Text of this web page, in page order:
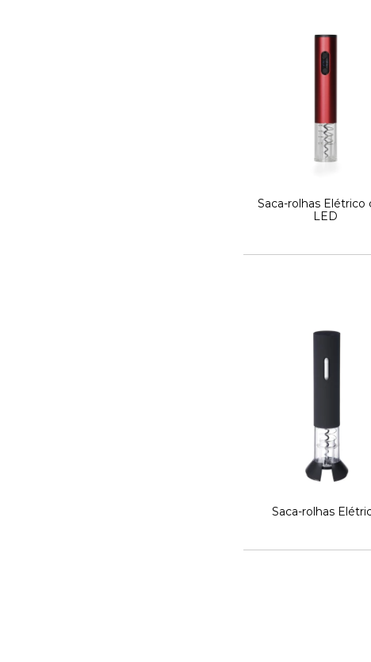
Saca-rolhas Elétrico
LED
Saca-rolhas